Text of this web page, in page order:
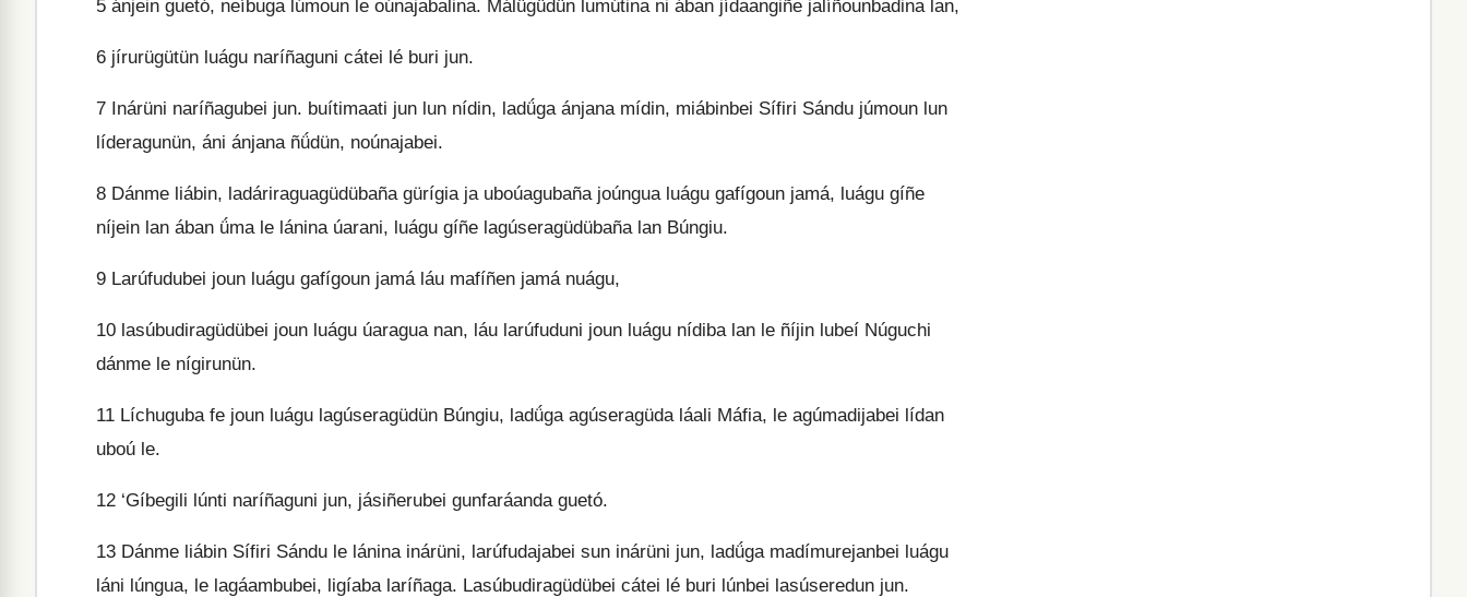
5 ánjein guetó, neíbuga lúmoun le oúnajabalina. Málügüdün lumútina ni ában jídaangiñe jalíñounbadina lan,
6 jírurügütün luágu naríñaguni cátei lé buri jun.
7 Inárüni naríñagubei jun. buítimaati jun lun nídin, ladǘga ánjana mídin, miábinbei Sífiri Sándu júmoun lun
líderagunün, áni ánjana ñǘdün, noúnajabei.
8 Dánme liábin, ladáriraguagüdübaña gürígia ja uboúagubaña joúngua luágu gafígoun jamá, luágu gíñe
níjein lan ában ǘma le lánina úarani, luágu gíñe lagúseragüdübaña lan Búngiu.
9 Larúfudubei joun luágu gafígoun jamá láu mafíñen jamá nuágu,
10 lasúbudiragüdübei joun luágu úaragua nan, láu larúfuduni joun luágu nídiba lan le ñíjin lubeí Núguchi
dánme le nígirunün.
11 Líchuguba fe joun luágu lagúseragüdün Búngiu, ladǘga agúseragüda láali Máfia, le agúmadijabei lídan
uboú le.
12 ‘Gíbegili lúnti naríñaguni jun, jásiñerubei gunfaráanda guetó.
13 Dánme liábin Sífiri Sándu le lánina inárüni, larúfudajabei sun inárüni jun, ladǘga madímurejanbei luágu
láni lúngua, le lagáambubei, ligíaba laríñaga. Lasúbudiragüdübei cátei lé buri lúnbei lasúseredun jun.